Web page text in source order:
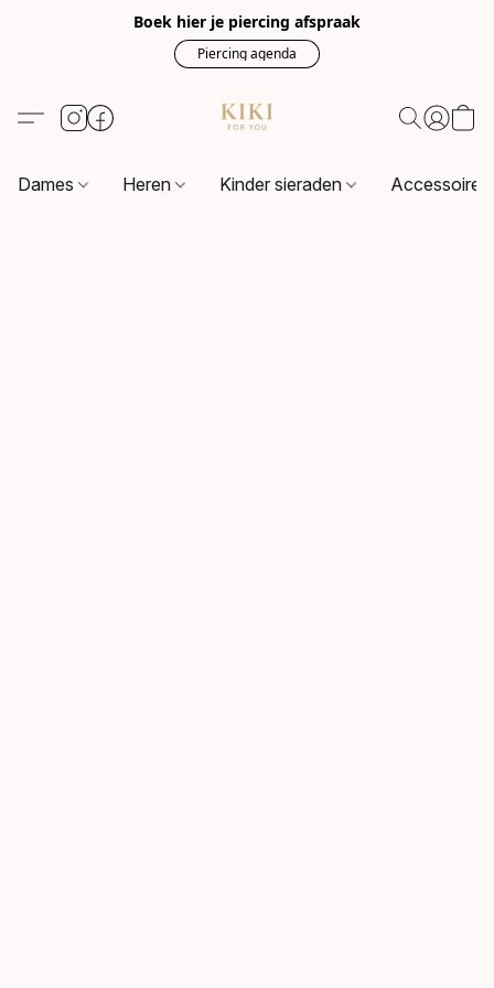
Boek hier je piercing afspraak
Piercing agenda
Dames Heren Kinder sieraden Accessoires